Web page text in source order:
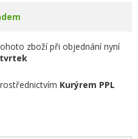
zboží při objednání nyní
Kurýrem PPL